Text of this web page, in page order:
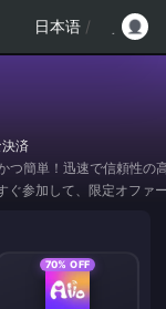
日本语 /
済
つ簡単！迅速で信頼性の
ぐ参加して、限定オファ
70% OFF